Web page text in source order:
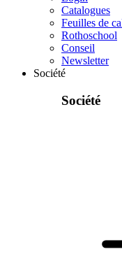
Catalogues
Feuilles de
Rothoschool
Conseil
Newsletter
Société
Société